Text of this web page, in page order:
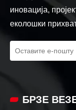
иновација,
еколошки
БРЗЕ